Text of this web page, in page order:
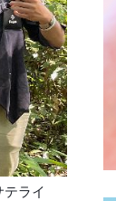
ライ